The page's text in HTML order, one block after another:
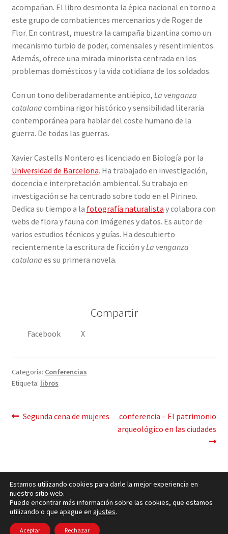
acompañan. El libro desmonta la épica nacional en torno a
este grupo de combatientes mercenarios y de Roger de
Flor. En contrast, muestra la campaña bizantina como un
mecanismo turbio de poder, comensales y resentimientos.
Además, ofrece una mirada minorista centrada en los
problemas domésticos y la vida cotidiana de los soldados.
Con un tono deliberadamente antiépico, La venganza
catalana combina rigor histórico y sensibilidad literaria
contemporánea para hablar del coste humano de la
guerra. De todas las guerras.
Xavier Castells Montero es licenciado en Biología por la
Universidad de Barcelona. Ha trabajado en investigación,
docencia e interpretación ambiental. Su trabajo en
investigación se ha centrado sobre todo en el Pirineo.
Dedica su tiempo a la fotografía naturalista y colabora con
webs de flora y fauna con imágenes y datos. Es autor de
varios estudios técnicos y guías. Ha descubierto
recientemente la escritura de ficción y La venganza
catalana es su primera novela.
Compartir
Facebook X
Categoría: Conferencias
Etiqueta: libros
Mensaje
Publicación
Segunda cena de mujeres
Siguiente
post:
conferencia – El patrimonio
arqueológico en las ciudades
Política de cookies
– © Ccluxemburgo 2006 - 2026 –
Política de privacidad
Estamos utilizando cookies para darle la mejor experiencia en
nuestro sitio web.
Puede encontrar más información sobre las cookies, que estamos
utilizando o que apague en ajustes.
Aceptar Rechazar